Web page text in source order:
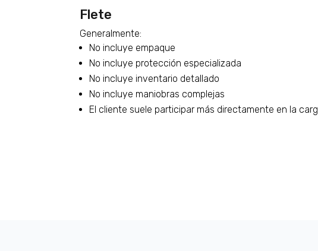
Flete
Generalmente:
No incluye empaque
No incluye protección especializada
No incluye inventario detallado
No incluye maniobras complejas
El cliente suele participar más directamente en la